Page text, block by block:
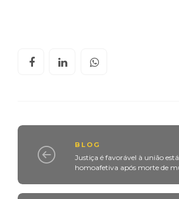
BLOG
Justiça é favorável à união
homoafetiva após morte de